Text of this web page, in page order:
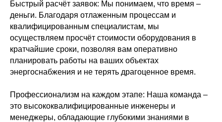
Быстрый расчёт заявок: Мы понимаем, что время –
деньги. Благодаря отлаженным процессам и
квалифицированным специалистам, мы
осуществляем просчёт стоимости оборудования в
кратчайшие сроки, позволяя вам оперативно
планировать работы на ваших объектах
энергоснабжения и не терять драгоценное время.
Профессионализм на каждом этапе: Наша команда –
это высококвалифицированные инженеры и
менеджеры, обладающие глубокими знаниями в